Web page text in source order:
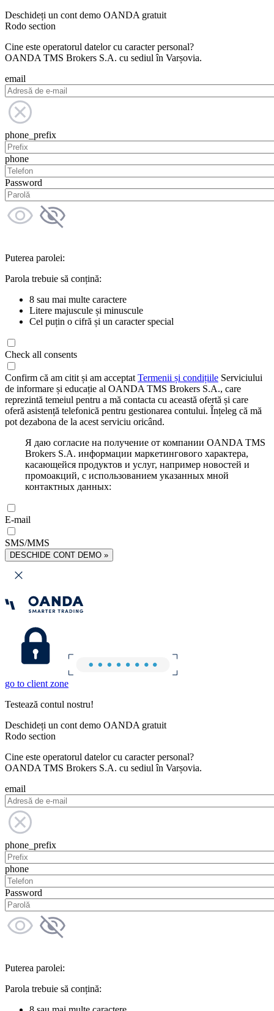
Deschideți un cont demo OANDA gratuit
Rodo section
Cine este operatorul datelor cu caracter personal?
OANDA TMS Brokers S.A. cu sediul în Varșovia.
email
phone_prefix
phone
Password
Puterea parolei:
Parola trebuie să conțină:
8 sau mai multe caractere
Litere majuscule și minuscule
Cel puțin o cifră și un caracter special
Check all consents
Confirm că am citit și am acceptat Termenii și condițiile Serviciului
de informare și educație al OANDA TMS Brokers S.A., care
reprezintă temeiul pentru a mă contacta cu această ofertă și care
oferă asistență telefonică pentru gestionarea contului. Înțeleg că mă
pot dezabona de la acest serviciu oricând.
Я даю согласие на получение от компании OANDA TMS
Brokers S.A. информации маркетингового характера,
касающейся продуктов и услуг, например новостей и
промоакций, с использованием указанных мной
контактных данных:
E-mail
SMS/MMS
DESCHIDE CONT DEMO »
go to client zone
Testează contul nostru!
Deschideți un cont demo OANDA gratuit
Rodo section
Cine este operatorul datelor cu caracter personal?
OANDA TMS Brokers S.A. cu sediul în Varșovia.
email
phone_prefix
phone
Password
Puterea parolei:
Parola trebuie să conțină: